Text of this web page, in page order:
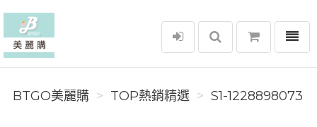
BTGO美麗購
選單
BTGO美麗購 TOP熱銷精選 S1-1228898073